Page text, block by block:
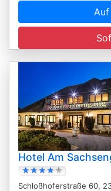
Hotel Am
Schloßhoferstraße 60,